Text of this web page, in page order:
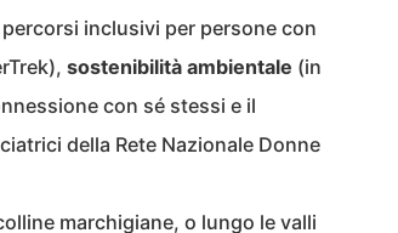
inclusivi per persone con
sostenibilità ambientale (in
con sé stessi e il
della Rete Nazionale Donne
marchigiane, o lungo le valli